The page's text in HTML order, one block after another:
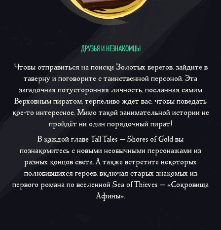
ДРУЗЬЯ И НЕЗНАКОМЦЫ
Чтобы отправиться на поиски Золотых берегов, зайдите в
таверну и поговорите с таинственной персоной. Эта
загадочная потусторонняя личность, посланная самим
Верховным пиратом, терпеливо ждёт вас, чтобы поведать
кое-то интересное. Мимо такой занимательной истории не
пройдёт ни один порядочный пират!
В каждой главе Tall Tales — Shores of Gold вы
познакомитесь с новыми необычными персонажами из
разных концов света. А также встретите некоторых
полюбившихся героев, включая старых знакомых из
первого романа по вселенной Sea of Thieves — «Сокровища
Афины».